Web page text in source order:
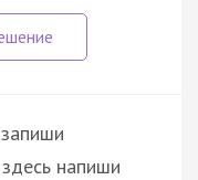
здесь напиши